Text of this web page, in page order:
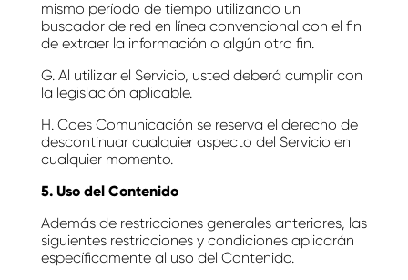
mismo período de tiempo utilizando un
buscador de red en línea convencional con el fin
de extraer la información o algún otro fin.
G. Al utilizar el Servicio, usted deberá cumplir con
la legislación aplicable.
H. Coes Comunicación se reserva el derecho de
descontinuar cualquier aspecto del Servicio en
cualquier momento.
5. Uso del Contenido
Además de restricciones generales anteriores, las
siguientes restricciones y condiciones aplicarán
específicamente al uso del Contenido.